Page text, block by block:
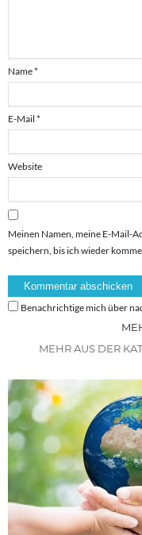
Name*
E-Mail *
Website
Meinen Namen, meine E-Mail-
speichern, bis ich wieder
Benachrichtige mich über
MEHR AUS DER